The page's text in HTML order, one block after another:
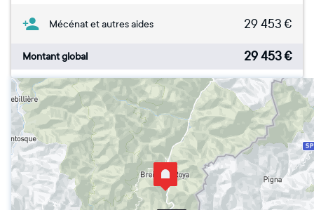
Mécénat et autres aides 29 453 €
Montant global 29 453€